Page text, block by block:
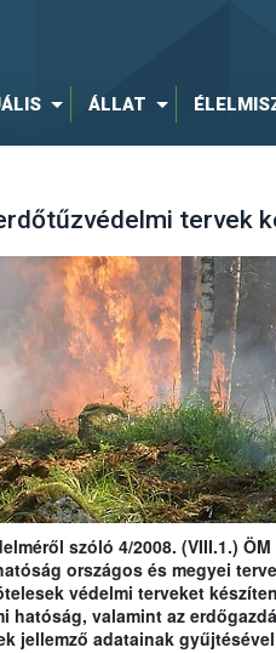
ÁLLAT
tervek
szóló 4/2008. (VIII.1.)
országos és megyei
védelmi terveket
hatóság, valamint az
jellemző adatainak